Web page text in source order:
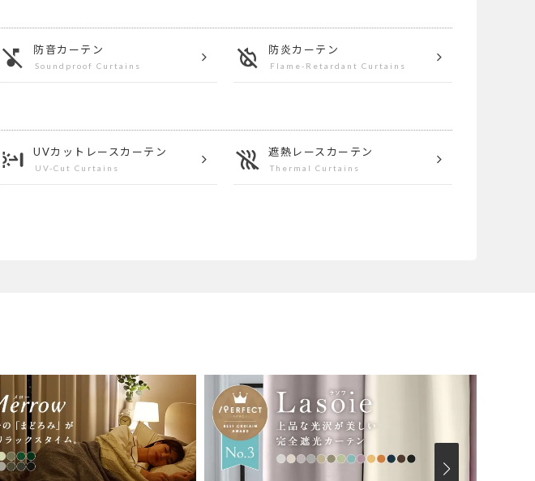
防音カーテン
Soundproof Curtains
防炎カーテン
Flame-Retardant Curtains
UVカット レースカーテン
UV-Cut Curtains
遮熱 レースカーテン
Thermal Curtains